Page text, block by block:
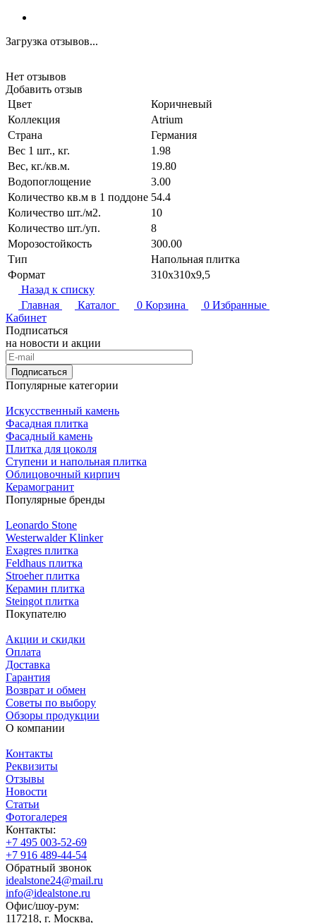
Загрузка отзывов...
Нет отзывов
Добавить отзыв
Цвет
Коричневый
Коллекция
Atrium
Страна
Германия
Вес 1 шт., кг.
1.98
Вес, кг./кв.м.
19.80
Водопоглощение
3.00
Количество кв.м в 1 поддоне 54.4
Количество шт./м2.
10
Количество шт./уп.
8
Морозостойкость
300.00
Тип
Напольная плитка
Формат
310х310х9,5
Назад к списку
Главная
Каталог 0 Корзина 0 Избранные
Кабинет
Подписаться
на новости и акции
Подписаться
Популярные категории
Искусственный камень
Фасадная плитка
Фасадный камень
Плитка для цоколя
Ступени и напольная плитка
Облицовочный кирпич
Керамогранит
Популярные бренды
Leonardo Stone
Westerwalder Klinker
Exagres плитка
Feldhaus плитка
Stroeher плитка
Керамин плитка
Steingot плитка
Покупателю
Акции и скидки
Оплата
Доставка
Гарантия
Возврат и обмен
Советы по выбору
Обзоры продукции
О компании
Контакты
Реквизиты
Отзывы
Новости
Статьи
Фотогалерея
Контакты:
+7 495 003-52-69
+7 916 489-44-54
Обратный звонок
idealstone24@mail.ru
info@idealstone.ru
Офис/шоу-рум:
117218, г. Москва,